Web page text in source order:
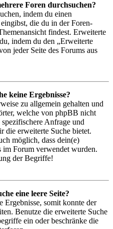
Foren durchsuchen?
indem du einen
die du in der Foren-
findest. Erweiterte
indem du den „Erweiterte
jeder Seite des Forums aus
keine Ergebnisse?
zu allgemein gehalten und
welche von phpBB nicht
Anfrage und
die erweiterte Suche bietet.
möglich, dass dein(e)
im Forum verwendet wurden.
der Begriffe!
eine leere Seite?
Ergebnisse, somit konnte der
Benutze die erweiterte Suche
ein oder beschränke die